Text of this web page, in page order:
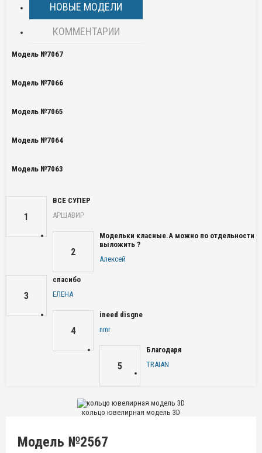
НОВЫЕ МОДЕЛИ
КОММЕНТАРИИ
Модель №7067
Модель №7066
Модель №7065
Модель №7064
Модель №7063
1
ВСЕ СУПЕР
АРШАВИР
2
Модельки класные.А можно по отдельности
выложить ?
Алексей
3
спасибо
ЕЛЕНА
4
ineed disgne
nmr
5
Благодаря
TRAIAN
кольцо ювелирная модель 3D
Модель №2567